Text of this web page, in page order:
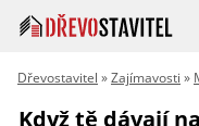
Dřevostavitel »Zajímavosti »
Když tě dávají